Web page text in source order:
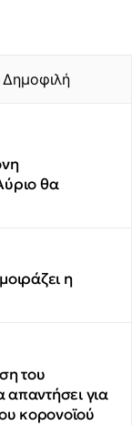
Δημοφιλή
θα
η
του
για
κορονοϊού